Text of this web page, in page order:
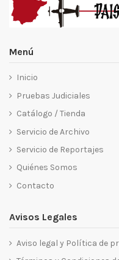
Menú
Inicio
Pruebas Judiciales
Catálogo / Tienda
Servicio de Archivo
Servicio de Reportajes
Quiénes Somos
Contacto
Avisos Legales
Aviso legal y Política de